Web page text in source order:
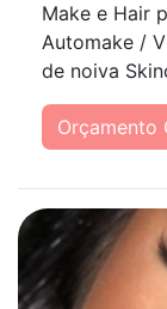
Make e Hair
Automake /
de noiva
Orçamento